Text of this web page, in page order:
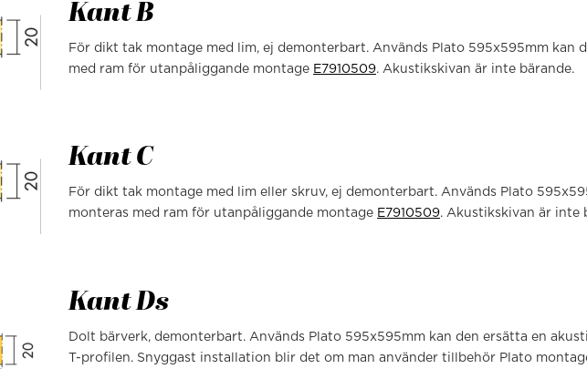
Kant B
För dikt tak montage med lim, ej demonterbart. Används Plato 595x595mm kan
med ram för utanpåliggande montage E7910509. Akustikskivan är inte bärande.
Kant C
För dikt tak montage med lim eller skruv, ej demonterbart. Används Plato
monteras med ram för utanpåliggande montage E7910509. Akustikskivan är inte
Kant Ds
Dolt bärverk, demonterbart. Används Plato 595x595mm kan den ersätta en
T-profilen. Snyggast installation blir det om man använder tillbehör Plato